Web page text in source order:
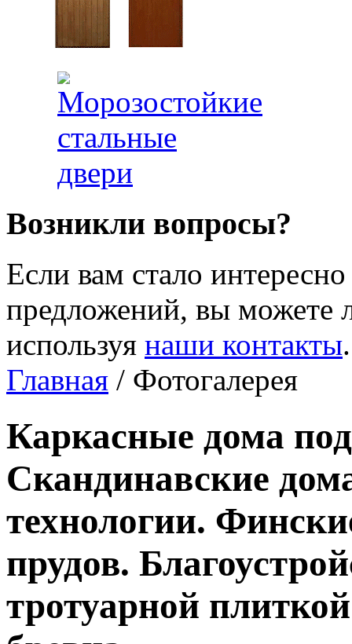
Возникли вопросы?
Если вам стало
предложений, вы можете
используя наши контакты.
Главная / Фотогалерея
Каркасные дома
Скандинавские
технологии.
прудов.
тротуарной